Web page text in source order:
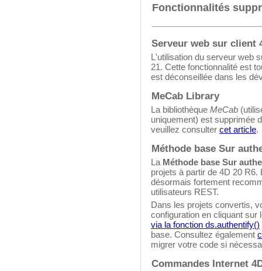
Fonctionnalités
Serveur web sur client
L'utilisation du serveur web
21. Cette fonctionnalité est
est déconseillée dans les
MeCab Library
La bibliothèque MeCab
uniquement) est supprimée
veuillez consulter cet article.
Méthode base Sur
La Méthode base Sur
projets à partir de 4D 20 R6.
désormais fortement
utilisateurs REST.
Dans les projets convertis,
configuration en cliquant sur
via la fonction ds.authentify()
base. Consultez également
migrer votre code si
Commandes Internet